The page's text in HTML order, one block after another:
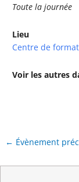
Toute la journée
Lieu
Centre de
Voir les autres
← Évènement